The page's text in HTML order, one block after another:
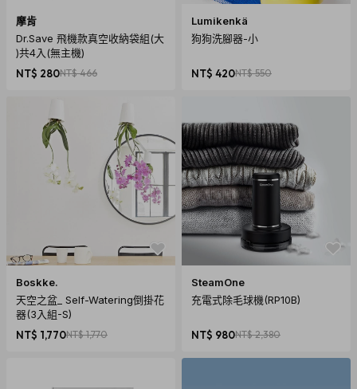
中：6.7cm x 4cm x 2.3cm
大：7.1cm x 5cm x 2.8cm
顏色：紅
摩肯
Dr.Save 飛機款真空收納袋組(大
)共4入(無主機)
NT$ 280NT$ 466
Lumikenkä
狗狗洗腳器-小
NT$ 420NT$ 550
Boskke.
天空之盆_ Self-Watering倒掛花
器(3入組-S)
NT$ 1,770NT$ 1,770
SteamOne
充電式除毛球機(RP10B)
NT$ 980NT$ 2,380